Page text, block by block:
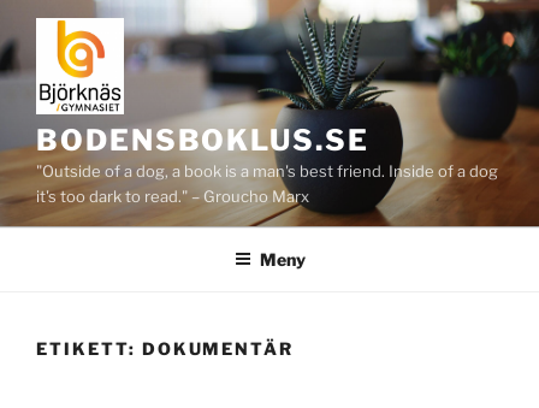
Hoppa
till
innehåll
BODENSBOKLUS.SE
"Outside of a dog, a book is a man's best friend. Inside of a dog
it's too dark to read." – Groucho Marx
Meny
ETIKETT: DOKUMENTÄR